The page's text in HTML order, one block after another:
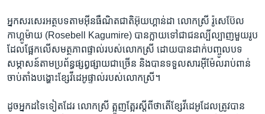
អ្នកសរសេរ​អត្ថបទ​តាម​អ៊ីនធឺណិតជាតិ​អ៊ុយហ្គាន់ដា លោក​ស្រី រ៉ូសេប៊ែល
កាហ្គូម៉ាយ (Rosebell Kagumire) បាន​ក្លាយ​ទៅជា​ជនល្បីល្បាញ​មួយរូប
​ដែល​ផ្អែក​លើ​សមត្ថភាពផ្ទាល់របស់លោកស្រី ដោយ​បាន​ដាក់បញ្ចូលបទ
សម្ភាសន៍តាមប្រព័ន្ធផ្សព្វផ្សាយជាច្រើន និង​បាន​ទទួល​សារអ៊ីម៉ែល​រាប់​ពាន់
ចាប់តាំងបង្ហោះ​ខ្សែ​វីដេអូ​ផ្ទាល់​របស់លោកស្រី។
ដូច​អ្នកដទៃ​ទៀតដែរ លោកស្រី ​ត្អូញត្អែរស្តីពីថាតើ​ខ្សែ​វីដេអូដែល​ត្រូវបាន​